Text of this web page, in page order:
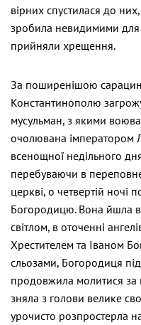
вірних спустилася до
зробила невидимими для
прийняли хрещення.
За поширенішою
Константинополю
мусульман, з якими
очолювана імператором
всенощної недільного
перебуваючи в
церкві, о четвертій ночі
Богородицю. Вона йшла в
світлом, в оточенні
Хрестителем та Іваном
сльозами, Богородиця
продовжила молитися
зняла з голови велике
урочисто розпростерла